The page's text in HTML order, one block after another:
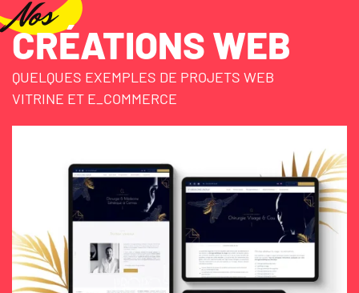
Nos
CRÉATIONS WEB
QUELQUES EXEMPLES DE PROJETS WEB
VITRINE ET E_COMMERCE